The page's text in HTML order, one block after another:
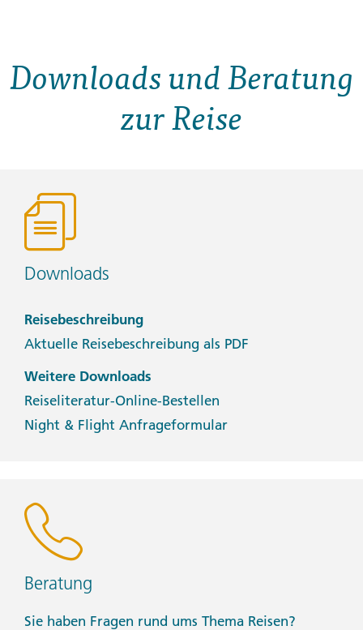
Downloads und Beratung
zur Reise
Downloads
Reisebeschreibung
Aktuelle Reisebeschreibung als PDF
Weitere Downloads
Reiseliteratur-Online-Bestellen
Night & Flight Anfrageformular
Beratung
Sie haben Fragen rund ums Thema Reisen?